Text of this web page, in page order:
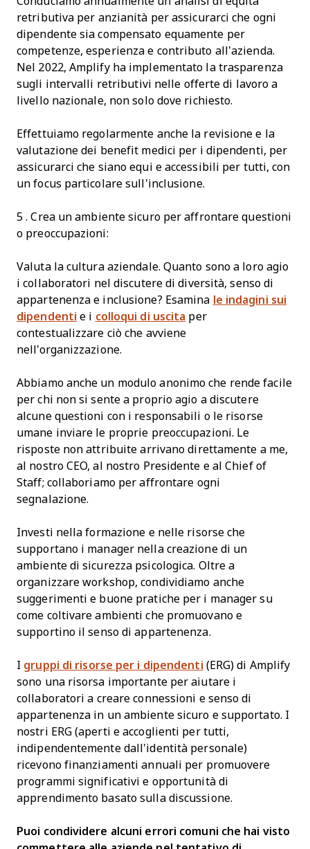
retributiva per anzianità per assicurarci che ogni
dipendente sia compensato equamente per
competenze, esperienza e contributo all’azienda.
Nel 2022, Amplify ha implementato la trasparenza
sugli intervalli retributivi nelle offerte di lavoro a
livello nazionale, non solo dove richiesto.
Effettuiamo regolarmente anche la revisione e la
valutazione dei benefit medici per i dipendenti, per
assicurarci che siano equi e accessibili per tutti, con
un focus particolare sull'inclusione.
5 . Crea un ambiente sicuro per affrontare questioni
o preoccupazioni:
Valuta la cultura aziendale. Quanto sono a loro agio
i collaboratori nel discutere di diversità, senso di
appartenenza e inclusione? Esamina le indagini sui
dipendenti e i colloqui di uscita per
contestualizzare ciò che avviene
nell'organizzazione.
Abbiamo anche un modulo anonimo che rende facile
per chi non si sente a proprio agio a discutere
alcune questioni con i responsabili o le risorse
umane inviare le proprie preoccupazioni. Le
risposte non attribuite arrivano direttamente a me,
al nostro CEO, al nostro Presidente e al Chief of
Staff; collaboriamo per affrontare ogni
segnalazione.
Investi nella formazione e nelle risorse che
supportano i manager nella creazione di un
ambiente di sicurezza psicologica. Oltre a
organizzare workshop, condividiamo anche
suggerimenti e buone pratiche per i manager su
come coltivare ambienti che promuovano e
supportino il senso di appartenenza.
I gruppi di risorse per i dipendenti (ERG) di Amplify
sono una risorsa importante per aiutare i
collaboratori a creare connessioni e senso di
appartenenza in un ambiente sicuro e supportato. I
nostri ERG (aperti e accoglienti per tutti,
indipendentemente dall'identità personale)
ricevono finanziamenti annuali per promuovere
programmi significativi e opportunità di
apprendimento basato sulla discussione.
Puoi condividere alcuni errori comuni che hai visto